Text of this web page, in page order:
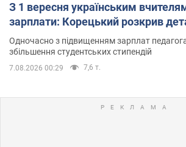
З 1 вересня українським
зарплати: Корецький розкрив
Одночасно з підвищенням зарплат
збільшення студентських стипендій
7.08.2026 00:29 7,6 т.